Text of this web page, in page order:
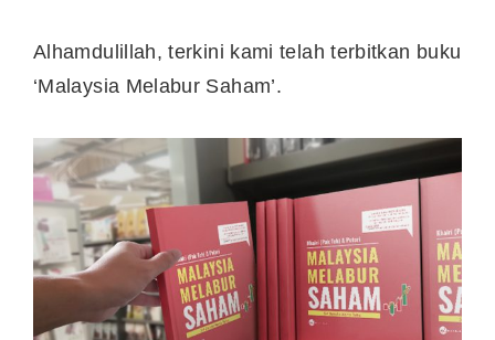
Alhamdulillah, terkini kami telah terbitkan buku
‘Malaysia Melabur Saham’.